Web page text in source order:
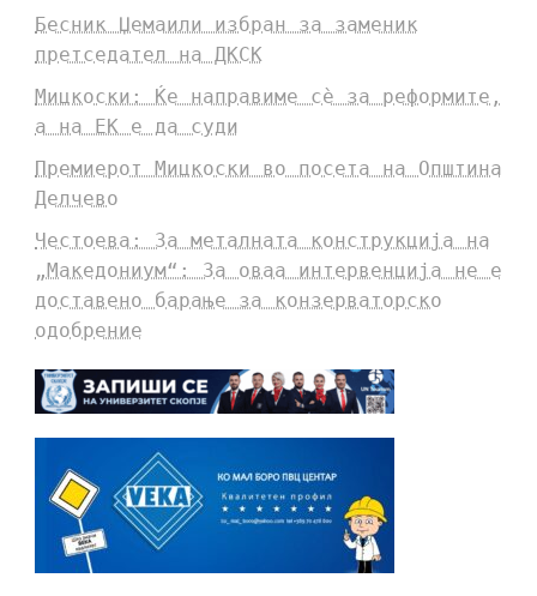
Бесник Џемаили избран за заменик
претседател на ДКСК
Мицкоски: Ќе направиме сè за реформите,
а на ЕК е да суди
Премиерот Мицкоски во посета на Општина
Делчево
Честоева: За металната конструкција на
„Македониум“: За оваа интервенција не е
доставено барање за конзерваторско
одобрение